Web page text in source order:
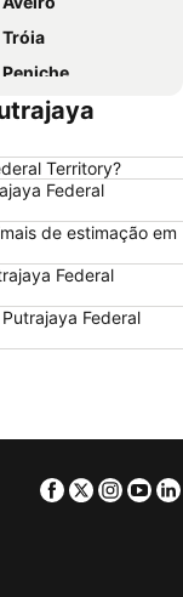
Nova de Milfontes
Centro de Portugal
Maiorca
São Miguel
Territory?
Federal
de estimação em
Federal
Federal
Facebook
Twitter